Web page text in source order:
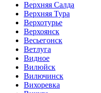
Верхняя Салда
Верхняя Тура
Верхотурье
Верхоянск
Весьегонск
Ветлуга
Видное
Вилюйск
Вилючинск
Вихоревка